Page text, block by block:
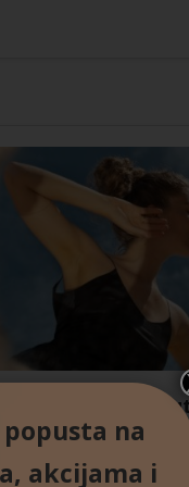
Zaštita kože
moćnog
Sunčeva energija od
na
akcijama i